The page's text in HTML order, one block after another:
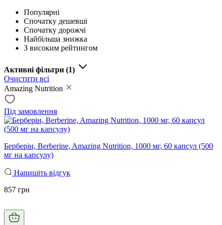
Популярні
Спочатку дешевші
Спочатку дорожчі
Найбільша знижка
З високим рейтингом
Активні фільтри (1)
Очистити всі
Amazing Nutrition
Під замовлення
Берберін, Berberine, Amazing Nutrition, 1000 мг, 60 капсул (500
мг на капсулу)
Напишіть відгук
857 грн